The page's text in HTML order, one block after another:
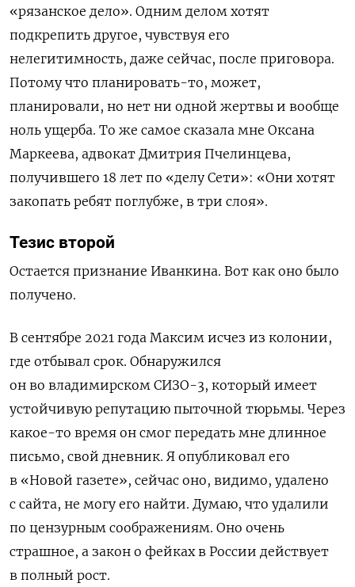
«рязанское дело». Одним делом хотят
подкрепить другое, чувствуя его
нелегитимность, даже сейчас, после приговора.
Потому что планировать-то, может,
планировали, но нет ни одной жертвы и вообще
ноль ущерба. То же самое сказала мне Оксана
Маркеева, адвокат Дмитрия Пчелинцева,
получившего 18 лет по «делу Сети»: «Они хотят
закопать ребят поглубже, в три слоя».
Тезис второй
Остается признание Иванкина. Вот как оно было
получено.
В сентябре 2021 года Максим исчез из колонии,
где отбывал срок. Обнаружился
он во владимирском СИЗО-3, который имеет
устойчивую репутацию пыточной тюрьмы. Через
какое-то время он смог передать мне длинное
письмо, свой дневник. Я опубликовал его
в «Новой газете», сейчас оно, видимо, удалено
с сайта, не могу его найти. Думаю, что удалили
по цензурным соображениям. Оно очень
страшное, а закон о фейках в России действует
в полный рост.